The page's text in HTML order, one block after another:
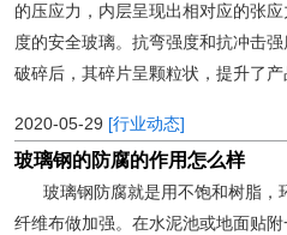
的压应力，内层呈现出相对应的张
度的安全玻璃。抗弯强度和抗冲击
破碎后，其碎片呈颗粒状，提升了产
2020-05-29 [行业动态]
玻璃钢的防腐的作用怎么样
玻璃钢防腐就是用不饱和树脂
纤维布做加强。在水泥池或地面贴